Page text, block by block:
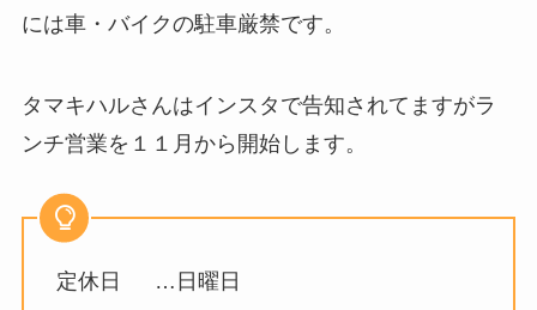
には車・バイクの駐車厳禁です。
タマキハルさんはインスタで告知されてますがラ
ンチ営業を１１月から開始します。
定休日 …日曜日